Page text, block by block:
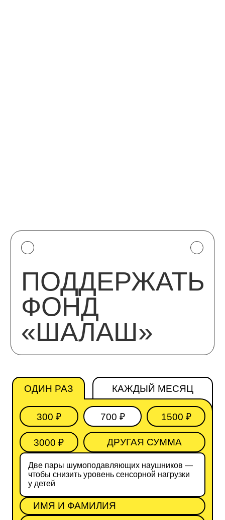
ОДИН РАЗ КАЖДЫЙ МЕСЯЦ
300 ₽ 700 ₽ 1500 ₽
3000 ₽
Две пары шумоподавляющих наушников —
чтобы снизить уровень сенсорной нагрузки
у детей
СПОСОБЫ
ПОМОЧЬ